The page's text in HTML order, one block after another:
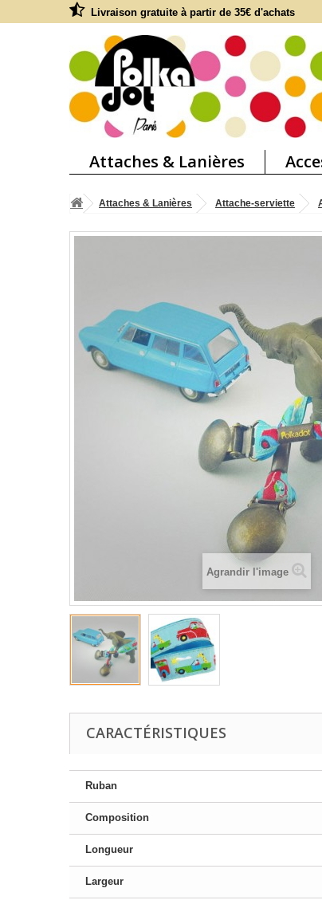
Livraison gratuite à partir de 35€ d'achats
Attaches & Lanières
Attaches & Lanières Attache-serviette
Agrandir l'image
CARACTÉRISTIQUES
Ruban
Composition
Longueur
Largeur